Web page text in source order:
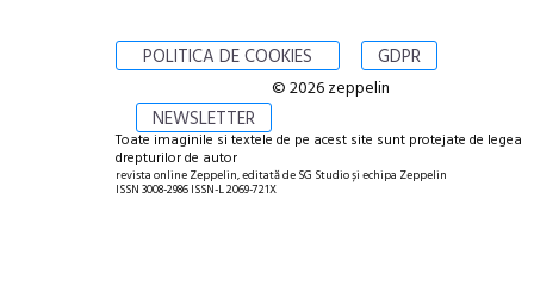
POLITICA DE COOKIES GDPR
NEWSLETTER
© 2026 zeppelin
Toate imaginile si textele de pe acest site sunt protejate de legea
drepturilor de autor
revista online Zeppelin, editată de SG Studio și echipa Zeppelin
ISSN 3008-2986 ISSN-L 2069-721X